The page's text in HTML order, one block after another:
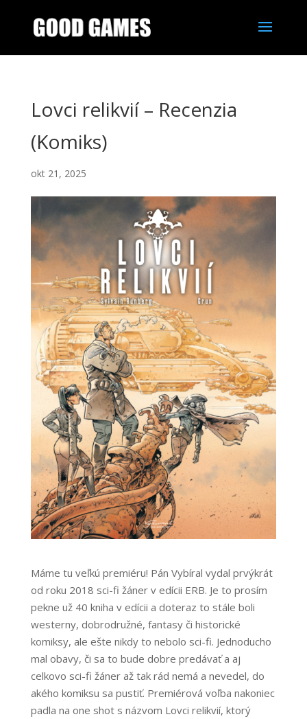
Lovci relikvií – Recenzia
(Komiks)
okt 21, 2025
Máme tu veľkú premiéru! Pán Vybíral vydal prvýkrát
od roku 2018 sci-fi žáner v edícii ERB. Je to prosím
pekne už 40 kniha v edícii a doteraz to stále boli
westerny, dobrodružné, fantasy či historické
komiksy, ale ešte nikdy to nebolo sci-fi. Jednoducho
mal obavy, či sa to bude dobre predávať a aj
celkovo sci-fi žáner až tak rád nemá a nevedel, do
akého komiksu sa pustiť. Premiérová voľba nakoniec
padla na one shot s názvom Lovci relikvií, ktorý